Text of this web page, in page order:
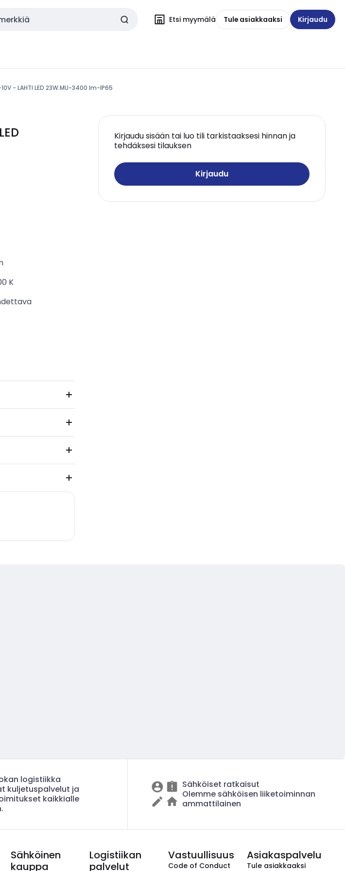
Etsi myymälä Tule asiakkaaksi Kirjaudu
- LAHTI LED 23W.MU-3400 lm-IP65
Kirjaudu sisään tai luo tili tarkistaaksesi hinnan ja
tehdäksesi tilauksen
Kirjaudu
K
logistiikka
kuljetuspalvelut ja
kaikkialle
Sähköiset ratkaisut
Olemme sähköisen liiketoiminnan
ammattilainen
Sähköinen
kauppa
Logistiikan
palvelut
Vastuullisuus
Code of Conduct
Asiakaspalvelu
Tule asiakkaaksi